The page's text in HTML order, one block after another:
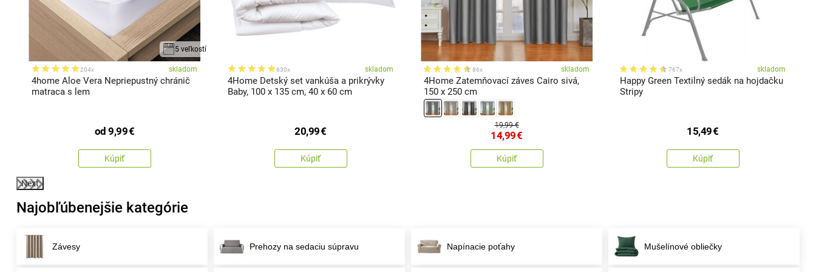
5 veľkostí
204x skladom
4home Aloe Vera Nepriepustný chránič
matraca s lem
od 9,99€
Kúpiť
630x skladom
4Home Detský set vankúša a prikrývky
Baby, 100 x 135 cm, 40 x 60 cm
20,99€
Kúpiť
86x skladom
4Home Zatemňovací záves Cairo sivá,
150 x 250 cm
19,99 €
14,99€
Kúpiť
767x skladom
Happy Green Textilný sedák na hojdačku
Stripy
15,49€
Kúpiť
Next
Najobľúbenejšie kategórie
Závesy Prehozy na sedaciu súpravu Napínacie poťahy Mušelínové obliečky